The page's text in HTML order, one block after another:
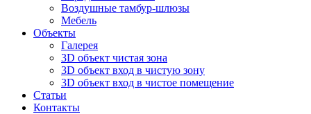
Воздушные тамбур-шлюзы
Мебель
Объекты
Галерея
3D объект чистая зона
3D объект вход в чистую зону
3D объект вход в чистое помещение
Статьи
Контакты